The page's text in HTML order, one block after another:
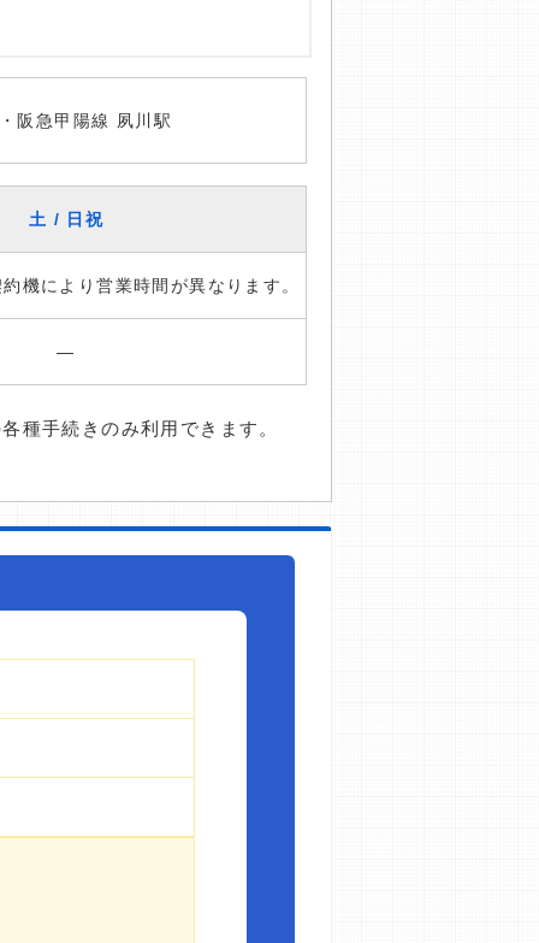
阪急甲陽線 夙川駅
土 / 日祝
機により営業時間が異なります。
―
種手続きのみ利用できます。